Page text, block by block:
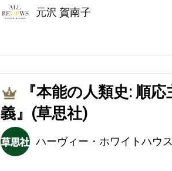
元沢 賀南子
3
『本能の人類史: 順
義』(草思社)
ハーヴィー・ホワイトハウ